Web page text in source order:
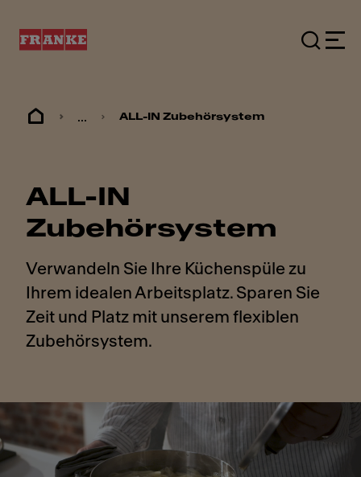
... ALL-IN Zubehörsystem
ALL-IN
Zubehörsystem
Verwandeln Sie Ihre Küchenspüle zu
Ihrem idealen Arbeitsplatz. Sparen Sie
Zeit und Platz mit unserem flexiblen
Zubehörsystem.